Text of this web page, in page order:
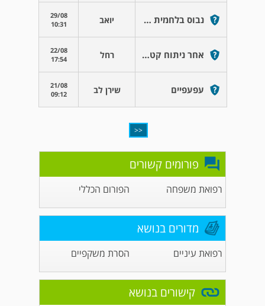
נבוס בלחמית העין יואב
29/08
10:31
אחר ניתוח קטרטקט רחל
22/08
17:54
עפעפיים שירן לב
21/08
09:12
<<
פורומים קשורים
רפואת משפחה הפורום הכללי
מדורים בנושא
רפואת עיניים הסרת משקפיים
קישורים בנושא